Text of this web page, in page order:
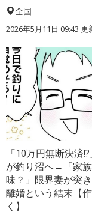
全国
2026年5月11日 09:43 更
「10万円無断決済
が釣り沼へ→「家
味？」限界妻が突
離婚という結末【
く】